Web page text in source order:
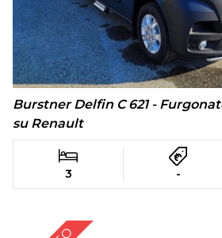
Burstner Delfin C 621 -
su Renault
3 -